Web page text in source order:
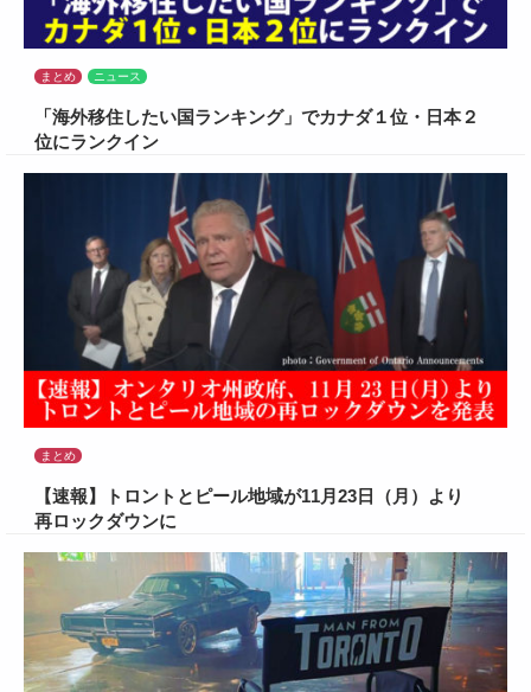
まとめ ニュース
「海外移住したい国ランキング」でカナダ１位・日本２
位にランクイン
まとめ
【速報】トロントとピール地域が11月23日（月）より
再ロックダウンに